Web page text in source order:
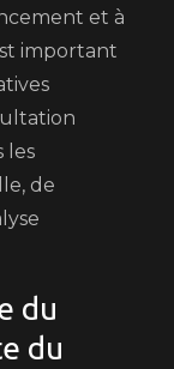
et à
important
les
de
du
du